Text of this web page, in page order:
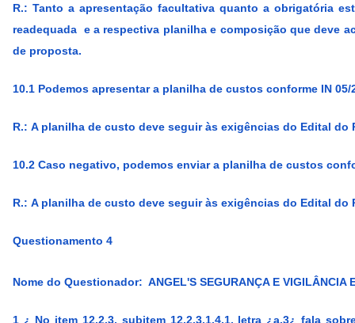
R.: Tanto a apresentação facultativa quanto a obrigatória
readequada e a respectiva planilha e composição que deve
de proposta.
10.1 Podemos apresentar a planilha de custos conforme IN
R.: A planilha de custo deve seguir às exigências do Edital
10.2 Caso negativo, podemos enviar a planilha de custos
R.: A planilha de custo deve seguir às exigências do Edital
Questionamento 4
Nome do Questionador: ANGEL'S SEGURANÇA E VIGILÂNCIA
1 ¿ No item 12.2.3, subitem 12.2.3.1.4.1, letra ¿a.3¿ fala